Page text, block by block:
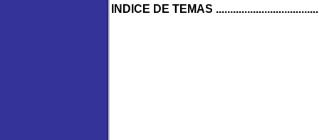
INDICE DE TEMAS